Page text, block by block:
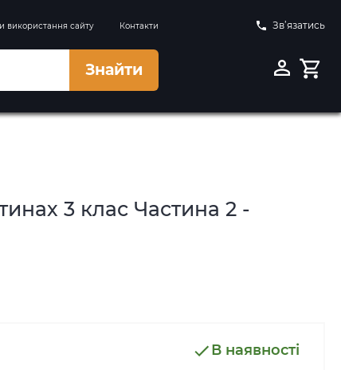
використання сайту Контакти Зв’язатись
Знайти
3 клас Частина 2 -
В наявності